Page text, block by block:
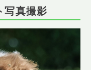
写真撮影